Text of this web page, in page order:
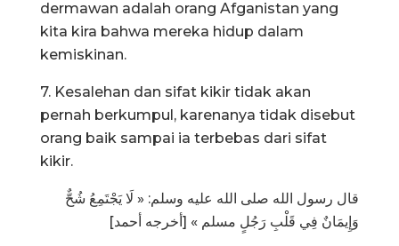
dermawan adalah orang Afganistan yang
kita kira bahwa mereka hidup dalam
kemiskinan.
7. Kesalehan dan sifat kikir tidak akan
pernah berkumpul, karenanya tidak disebut
orang baik sampai ia terbebas dari sifat
kikir.
قال رسول الله صلى الله عليه وسلم: « لَا يَجْتَمِعُ شُحٌّ
وَإِيمَانٌ فِي قَلْبِ رَجُلٍ مسلم » [أخرجه أحمد]